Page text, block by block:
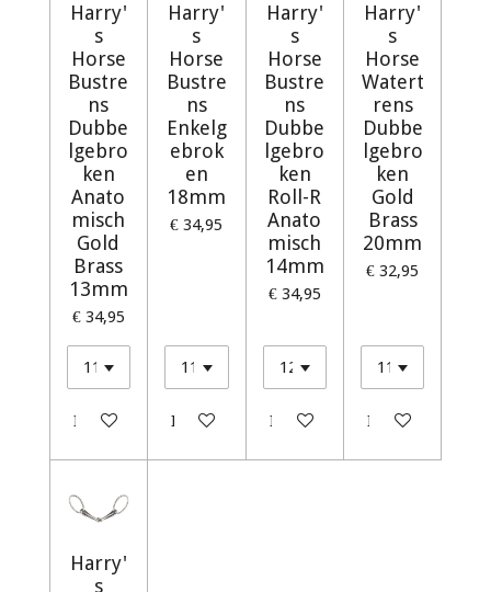
Harry'
s
Horse
Bustre
ns
Dubbe
lgebro
ken
Anato
misch
Gold
Brass
13mm
€ 34,95
In winkelwagen
Harry'
s
Horse
Bustre
ns
Enkelg
ebrok
en
18mm
€ 34,95
In winkelwagen
Harry'
s
Horse
Bustre
ns
Dubbe
lgebro
ken
Roll-R
Anato
misch
14mm
€ 34,95
In winkelwagen
Harry'
s
Horse
Watert
rens
Dubbe
lgebro
ken
Gold
Brass
20mm
€ 32,95
In winkelwagen
Harry'
s